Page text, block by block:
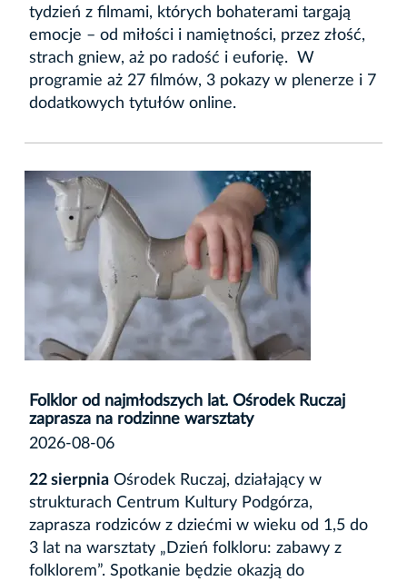
tydzień z filmami, których bohaterami targają
emocje – od miłości i namiętności, przez złość,
strach gniew, aż po radość i euforię. W
programie aż 27 filmów, 3 pokazy w plenerze i 7
dodatkowych tytułów online.
Folklor od najmłodszych lat. Ośrodek Ruczaj
zaprasza na rodzinne warsztaty
2026-08-06
22 sierpnia Ośrodek Ruczaj, działający w
strukturach Centrum Kultury Podgórza,
zaprasza rodziców z dziećmi w wieku od 1,5 do
3 lat na warsztaty „Dzień folkloru: zabawy z
folklorem”. Spotkanie będzie okazją do